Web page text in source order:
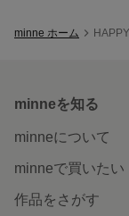
minne ホーム
minneを知る
minneについて
minneで買いたい
作品をさがす